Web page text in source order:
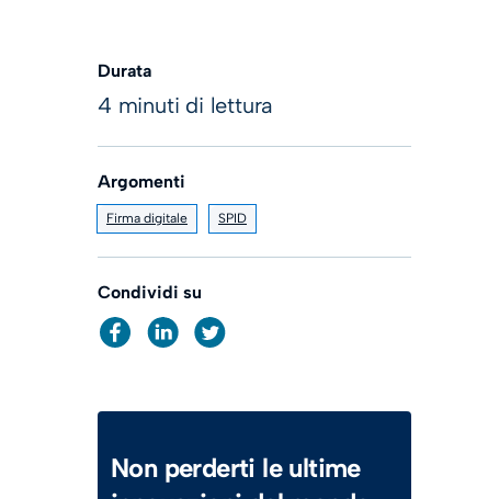
Durata
4 minuti di lettura
Argomenti
Firma digitale SPID
Condividi su
Non perderti le ultime